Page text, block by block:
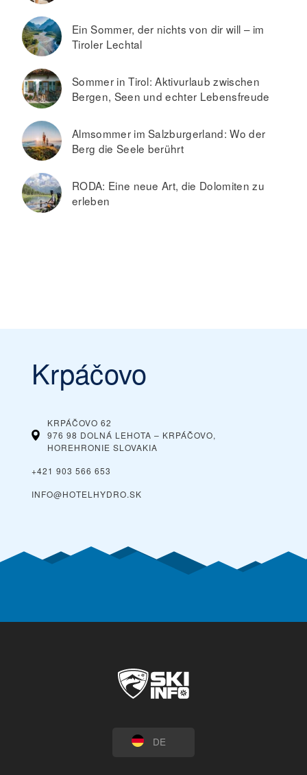
Ein Sommer, der nichts von dir will – im
Tiroler Lechtal
Sommer in Tirol: Aktivurlaub zwischen
Bergen, Seen und echter Lebensfreude
Almsommer im Salzburgerland: Wo der
Berg die Seele berührt
RODA: Eine neue Art, die Dolomiten zu
erleben
Krpáčovo
KRPÁČOVO 62
976 98 DOLNÁ LEHOTA – KRPÁČOVO,
HOREHRONIE SLOVAKIA
+421 903 566 653
INFO@HOTELHYDRO.SK
DE